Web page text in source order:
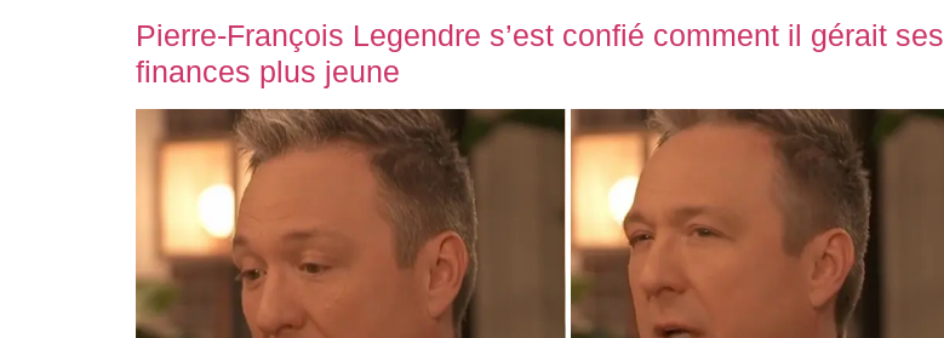
Pierre-François Legendre s’est confié comment il gérait ses
finances plus jeune